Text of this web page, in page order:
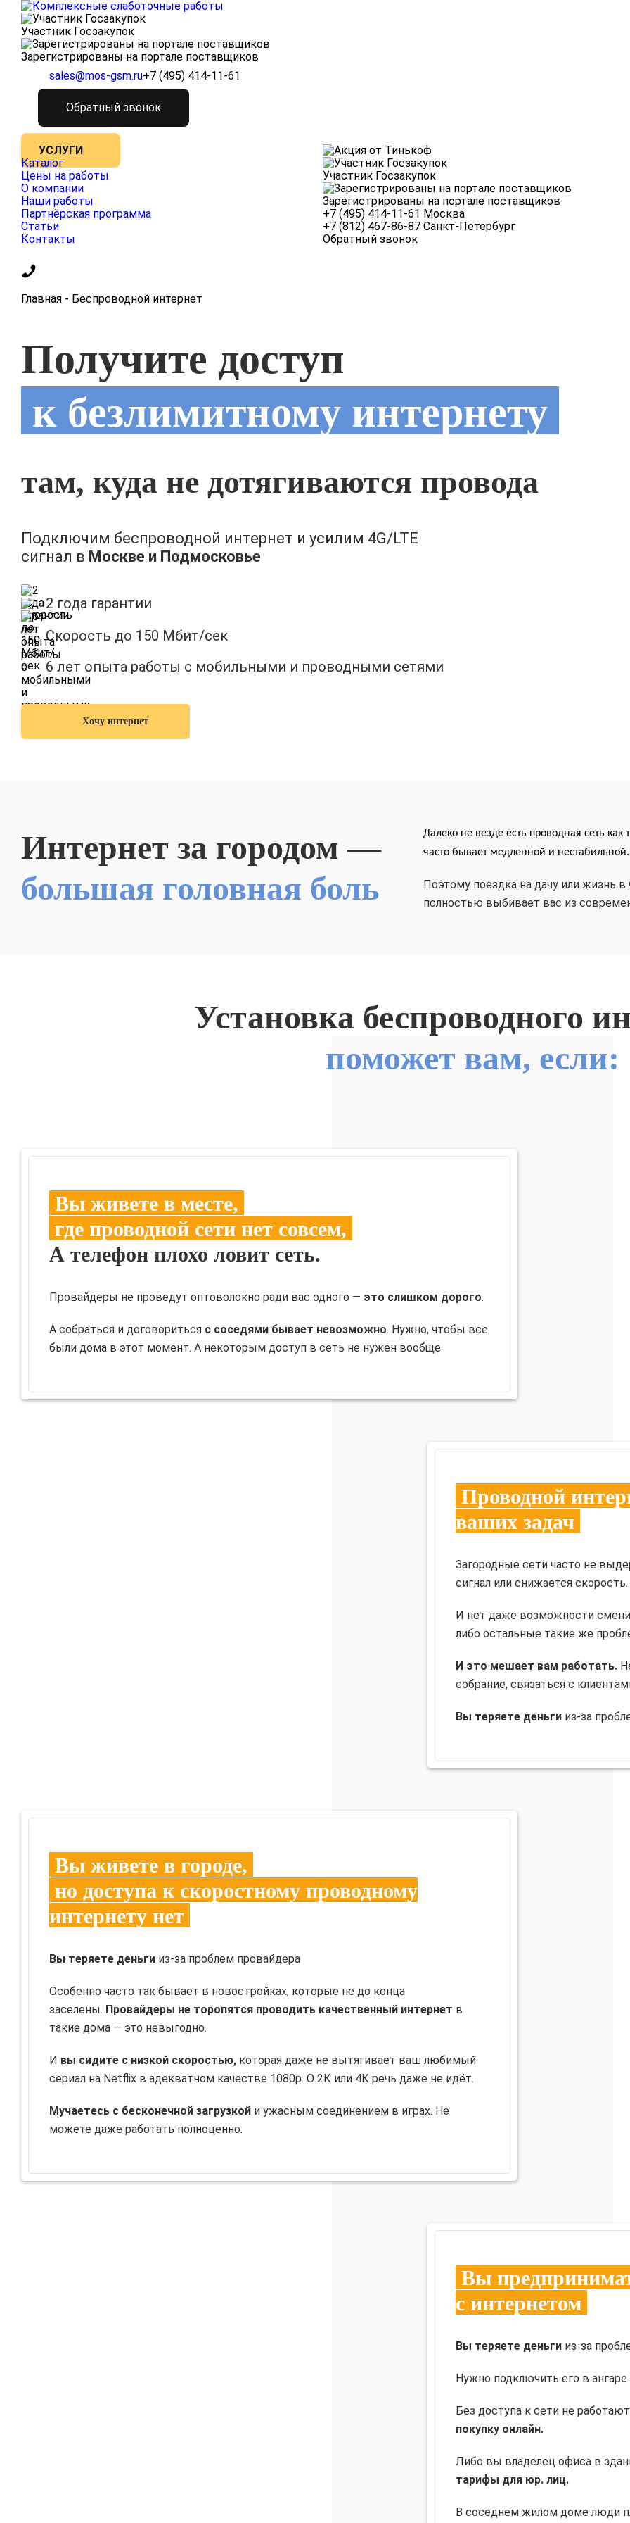
Участник Госзакупок
Зарегистрированы на портале поставщиков
sales@mos-gsm.ru+7 (495) 414-11-61
Обратный звонок
УСЛУГИ
Каталог
Цены на работы
О компании
Наши работы
Партнёрская программа
Статьи
Контакты
Участник Госзакупок
Зарегистрированы на портале поставщиков
+7 (495) 414-11-61 Москва
+7 (812) 467-86-87Санкт-Петербург
Обратный звонок
Главная - Беспроводной интернет
Получите доступ
к безлимитному интернету
там, куда не дотягиваются провода
Подключим беспроводной интернет и усилим 4G/LTE
сигнал в Москве и Подмосковье
2 года гарантии
Скорость до 150 Мбит/сек
6 лет опыта работы с мобильными и проводными сетями
Хочу интернет
Интернет за городом —
большая головная боль
Далеко не везде есть проводная сеть как
часто бывает медленной и нестабильной.
Поэтому поездка на дачу или жизнь
полностью выбивает вас из
Установка беспроводного
поможет вам, если:
Вы живете в месте,
где проводной сети нет совсем,
А телефон плохо ловит сеть.
Провайдеры не проведут оптоволокно ради вас одного — это слишком дорого.
А собраться и договориться с соседями бывает невозможно. Нужно, чтобы все
были дома в этот момент. А некоторым доступ в сеть не нужен вообще.
Проводной
ваших задач
Загородные сети часто не
сигнал или снижается скорость.
И нет даже возможности
либо остальные такие же
И это мешает вам работать.
собрание, связаться с
Вы теряете деньгииз-за
Вы живете в городе,
но доступа к скоростному проводному
интернету нет
Вы теряете деньги из-за проблем провайдера
Особенно часто так бывает в новостройках, которые не до конца
заселены. Провайдеры не торопятся проводить качественный интернет в
такие дома — это невыгодно.
И вы сидите с низкой скоростью, которая даже не вытягивает ваш любимый
сериал на Netflix в адекватном качестве 1080р. О 2К или 4К речь даже не идёт.
Мучаетесь с бесконечной загрузкой и ужасным соединением в играх. Не
можете даже работать полноценно.
Вы
с интернетом
Вы теряете деньгииз-за
Нужно подключить его в
Без доступа к сети не
покупку онлайн.
Либо вы владелец офиса в
тарифы для юр. лиц.
В соседнем жилом доме люди